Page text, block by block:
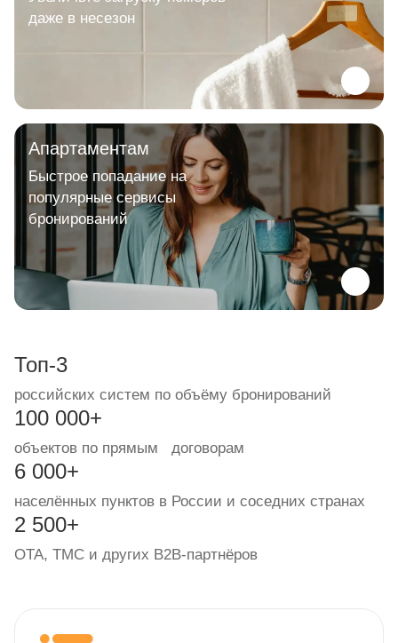
Апартаментам
Быстрое попадание на
популярные сервисы
бронирований
даже в несезон
Топ-3
российских систем по объёму бронирований
100 000+
объектов по прямым договорам
6 000+
населённых пунктов в России и соседних странах
2 500+
OTA, TMC и других B2B-партнёров